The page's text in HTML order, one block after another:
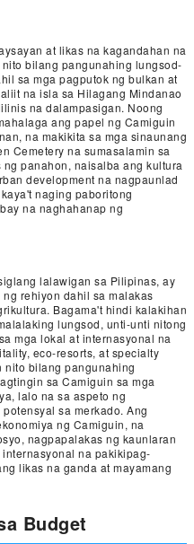
at likas na kagandahan na
bilang pangunahing lungsod-
sa mga pagputok ng bulkan at
na isla sa Hilagang Mindanao
na dalampasigan. Noong
ang papel ng Camiguin
na makikita sa mga sinaunang
Cemetery na sumasalamin sa
panahon, naisalba ang kultura
development na nagpaunlad
naging paboritong
na naghahanap ng
lalawigan sa Pilipinas, ay
rehiyon dahil sa malakas
Bagama't hindi kalakihan
lungsod, unti-unti nitong
mga lokal at internasyonal na
eco-resorts, at specialty
nito bilang pangunahing
sa Camiguin sa mga
lalo na sa aspeto ng
sa merkado. Ang
ng Camiguin, na
nagpapalakas ng kaunlaran
na pakikipag-
likas na ganda at mayamang
Budget